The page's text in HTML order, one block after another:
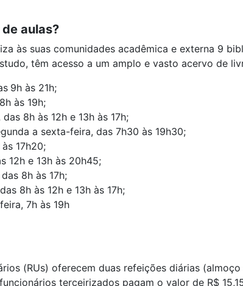
aulas?
às suas comunidades acadêmica e externa 9
têm acesso a um amplo e vasto acervo de
9h às 21h;
às 19h;
8h às 12h e 13h às 17h;
a sexta-feira, das 7h30 às 19h30;
17h20;
12h e 13h às 20h45;
8h às 17h;
8h às 12h e 13h às 17h;
7h às 19h
(RUs) oferecem duas refeições diárias
terceirizados pagam o valor de R$